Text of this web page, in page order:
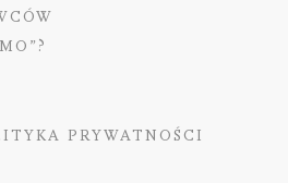
PRYWATNOŚCI